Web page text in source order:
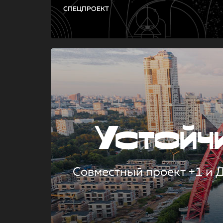
СПЕЦПРОЕКТ
Совместный проект +1 и